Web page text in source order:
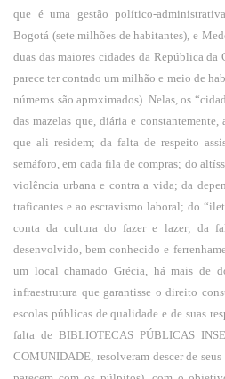
que é uma gestão político-
Bogotá (sete milhões de habitantes), e
duas das maiores cidades da República
parece ter contado um milhão e meio de
números são aproximados). Nelas, os
das mazelas que, diária e constantemente,
que ali residem; da falta de respeito
semáforo, em cada fila de compras; do
violência urbana e contra a vida; da
traficantes e ao escravismo laboral; do
conta da cultura do fazer e lazer; da
desenvolvido, bem conhecido e
um local chamado Grécia, há mais de
infraestrutura que garantisse o direito
escolas públicas de qualidade e de suas
falta de BIBLIOTECAS PÚBLICAS
COMUNIDADE, resolveram descer de